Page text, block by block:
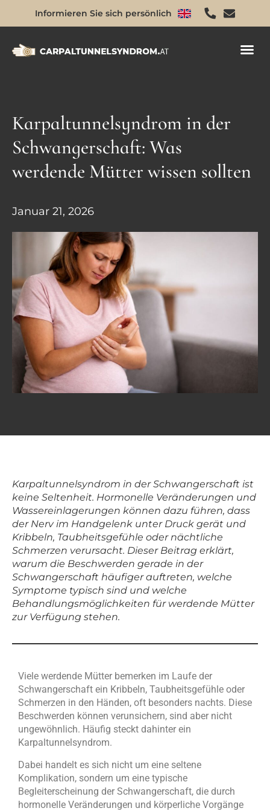
Informieren Sie sich persönlich
Karpaltunnelsyndrom in der
Schwangerschaft: Was
werdende Mütter wissen sollten
Januar 21, 2026
Karpaltunnelsyndrom in der Schwangerschaft ist
keine Seltenheit. Hormonelle Veränderungen und
Wassereinlagerungen können dazu führen, dass
der Nerv im Handgelenk unter Druck gerät und
Kribbeln, Taubheitsgefühle oder nächtliche
Schmerzen verursacht. Dieser Beitrag erklärt,
warum die Beschwerden gerade in der
Schwangerschaft häufiger auftreten, welche
Symptome typisch sind und welche
Behandlungsmöglichkeiten für werdende Mütter
zur Verfügung stehen.
Viele werdende Mütter bemerken im Laufe der
Schwangerschaft ein Kribbeln, Taubheitsgefühle oder
Schmerzen in den Händen, oft besonders nachts. Diese
Beschwerden können verunsichern, sind aber nicht
ungewöhnlich. Häufig steckt dahinter ein
Karpaltunnelsyndrom.
Dabei handelt es sich nicht um eine seltene
Komplikation, sondern um eine typische
Begleiterscheinung der Schwangerschaft, die durch
hormonelle Veränderungen und körperliche Vorgänge